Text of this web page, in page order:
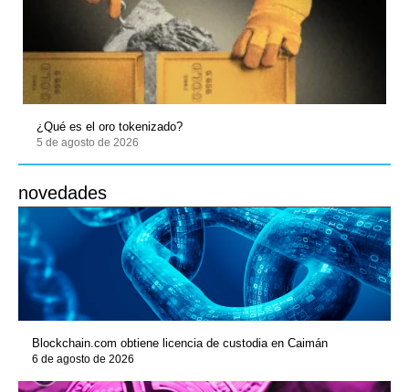
¿Qué es el oro tokenizado?
5 de agosto de 2026
novedades
Blockchain.com obtiene licencia de custodia en Caimán
6 de agosto de 2026